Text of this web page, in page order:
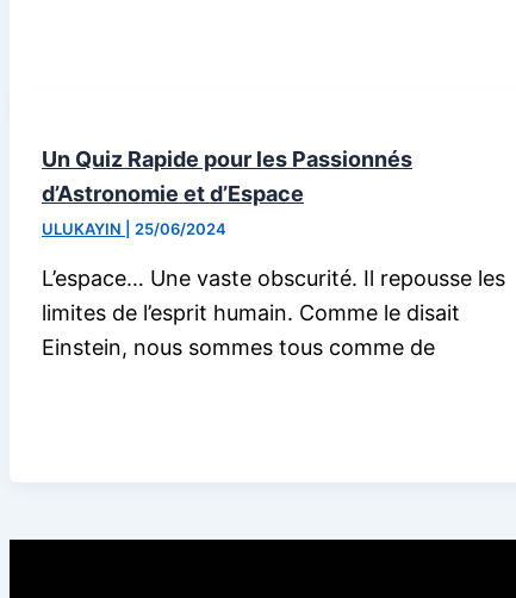
Un Quiz Rapide pour les Passionnés
d’Astronomie et d’Espace
ULUKAYIN 25/06/2024
L’espace… Une vaste obscurité. Il repousse les
limites de l’esprit humain. Comme le disait
Einstein, nous sommes tous comme de